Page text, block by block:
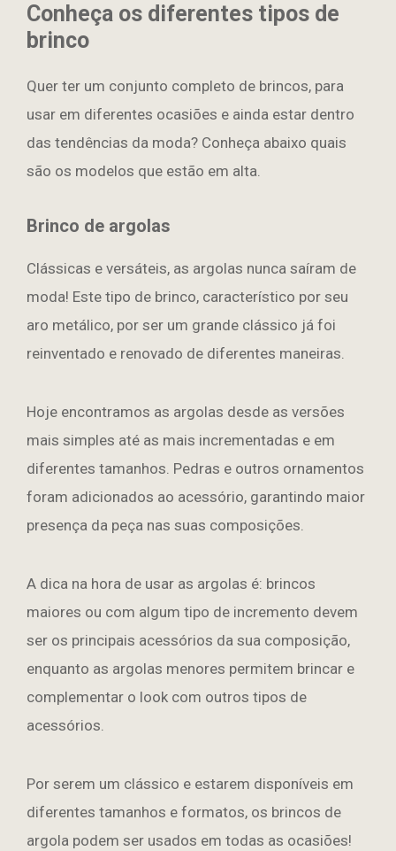
Conheça os diferentes tipos de
brinco
Quer ter um conjunto completo de brincos, para
usar em diferentes ocasiões e ainda estar dentro
das tendências da moda? Conheça abaixo quais
são os modelos que estão em alta.
Brinco de argolas
Clássicas e versáteis, as argolas nunca saíram de
moda! Este tipo de brinco, característico por seu
aro metálico, por ser um grande clássico já foi
reinventado e renovado de diferentes maneiras.
Hoje encontramos as argolas desde as versões
mais simples até as mais incrementadas e em
diferentes tamanhos. Pedras e outros ornamentos
foram adicionados ao acessório, garantindo maior
presença da peça nas suas composições.
A dica na hora de usar as argolas é: brincos
maiores ou com algum tipo de incremento devem
ser os principais acessórios da sua composição,
enquanto as argolas menores permitem brincar e
complementar o look com outros tipos de
acessórios.
Por serem um clássico e estarem disponíveis em
diferentes tamanhos e formatos, os brincos de
argola podem ser usados em todas as ocasiões!